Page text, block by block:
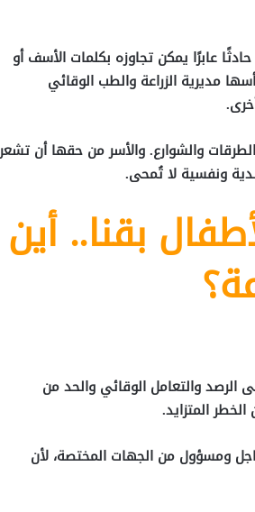
عابرًا يمكن تجاوزه بكلمات الأسف أو
مديرية الزراعة والطب الوقائي
والشوارع. والأسر من حقها أن تشعر
ونفسية لا تُمحى.
بقنا.. أين
والتعامل الوقائي والحد من
المتزايد.
ومسؤول من الجهات المختصة، لأن